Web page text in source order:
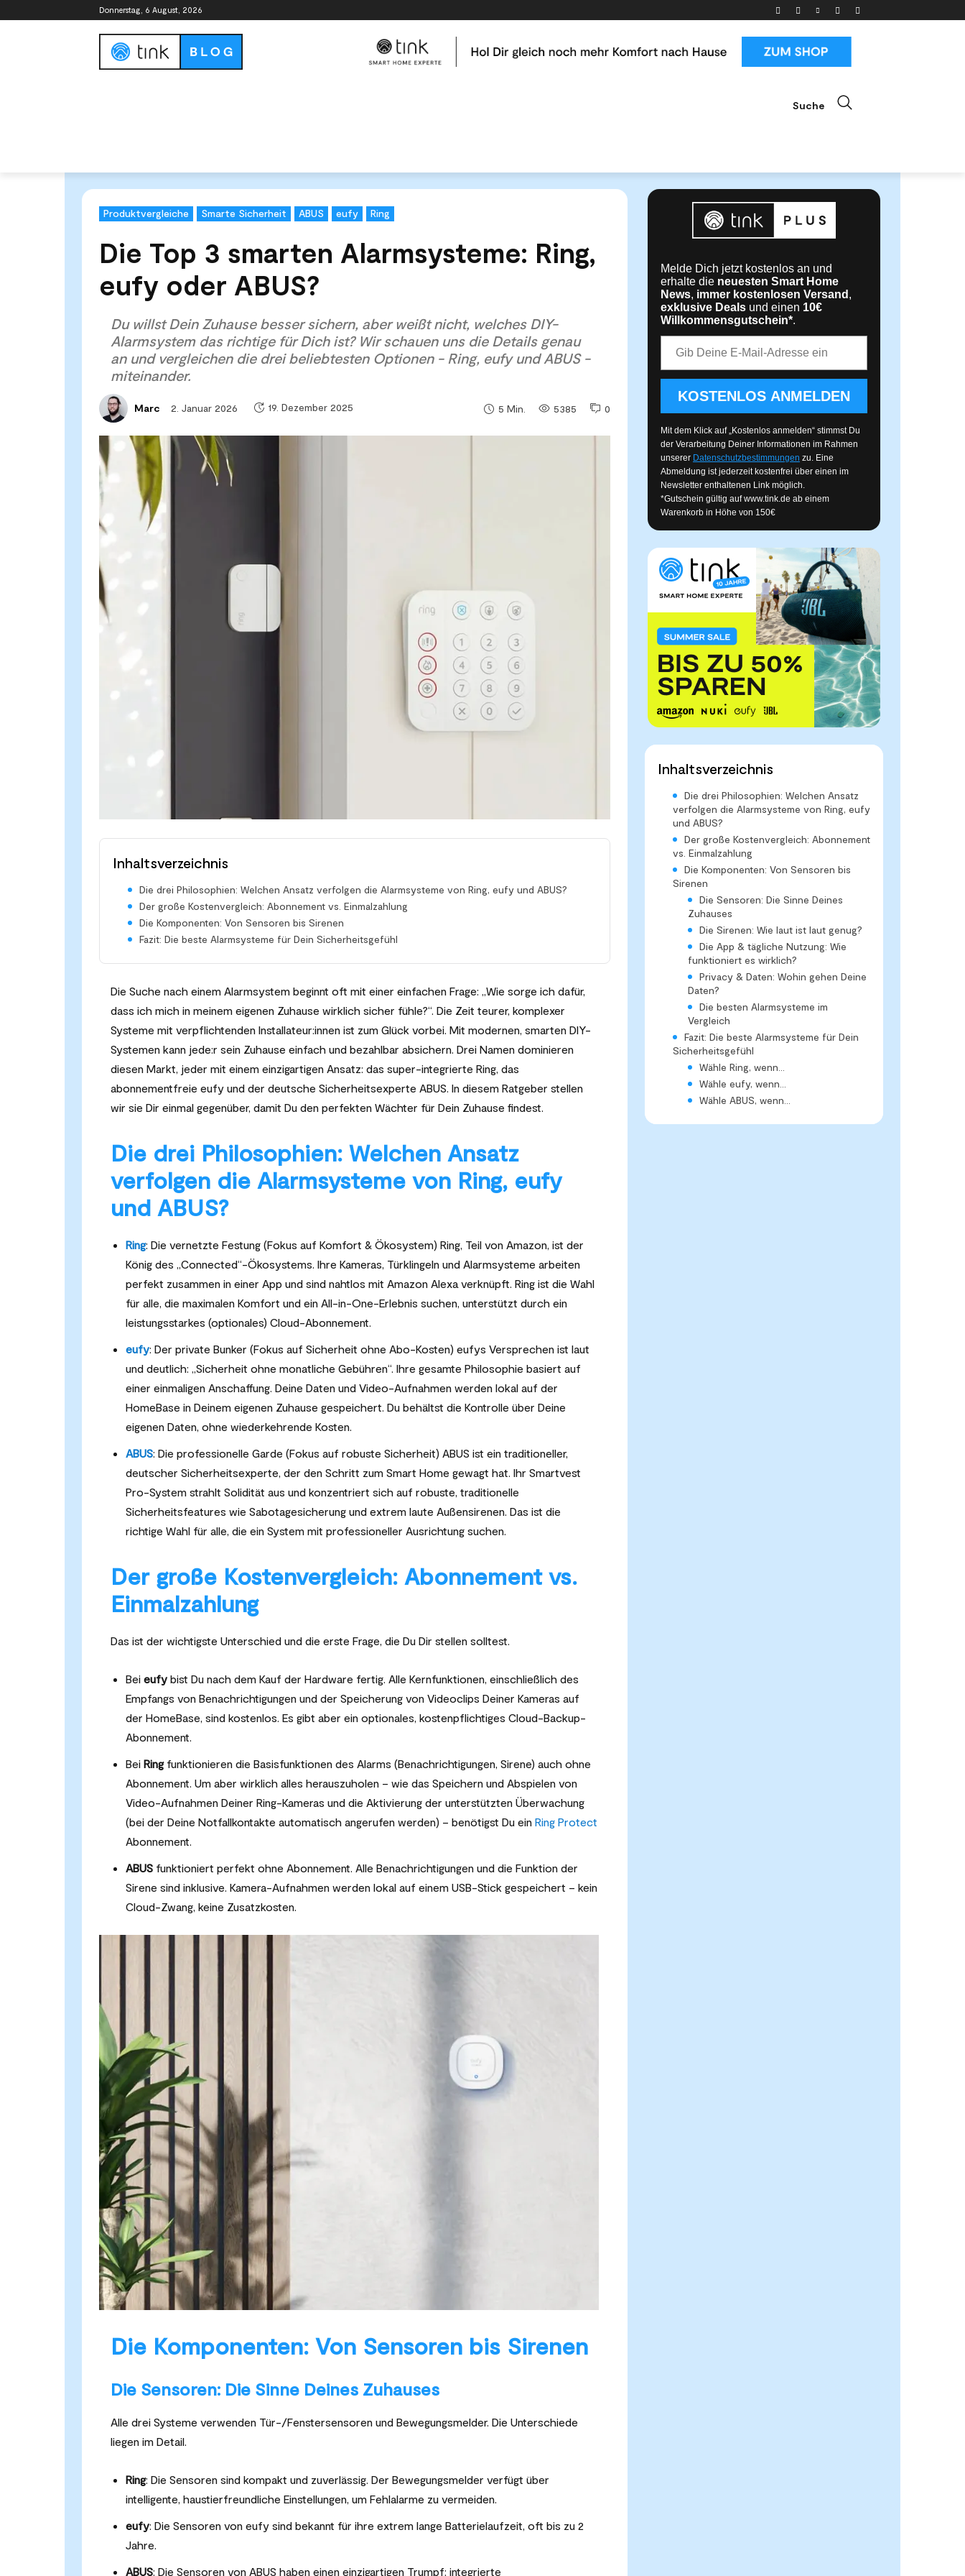
Donnerstag, 6 August, 2026
Suche
Produktvergleiche Smarte Sicherheit ABUS eufy Ring
Die Top 3 smarten Alarmsysteme: Ring,
eufy oder ABUS?
Du willst Dein Zuhause besser sichern, aber weißt nicht, welches DIY-
Alarmsystem das richtige für Dich ist? Wir schauen uns die Details genau
an und vergleichen die drei beliebtesten Optionen - Ring, eufy und ABUS -
miteinander.
Marc 2. Januar 2026 19. Dezember 2025 0
5385
5 Min.
Inhaltsverzeichnis
Die drei Philosophien: Welchen Ansatz verfolgen die Alarmsysteme von Ring, eufy und ABUS?
Der große Kostenvergleich: Abonnement vs. Einmalzahlung
Die Komponenten: Von Sensoren bis Sirenen
Fazit: Die beste Alarmsysteme für Dein Sicherheitsgefühl
Die Suche nach einem Alarmsystem beginnt oft mit einer einfachen Frage: „Wie sorge ich dafür,
dass ich mich in meinem eigenen Zuhause wirklich sicher fühle?“. Die Zeit teurer, komplexer
Systeme mit verpflichtenden Installateur:innen ist zum Glück vorbei. Mit modernen, smarten DIY-
Systemen kann jede:r sein Zuhause einfach und bezahlbar absichern. Drei Namen dominieren
diesen Markt, jeder mit einem einzigartigen Ansatz: das super-integrierte Ring, das
abonnementfreie eufy und der deutsche Sicherheitsexperte ABUS. In diesem Ratgeber stellen
wir sie Dir einmal gegenüber, damit Du den perfekten Wächter für Dein Zuhause findest.
Die drei Philosophien: Welchen Ansatz
verfolgen die Alarmsysteme von Ring, eufy
und ABUS?
Ring: Die vernetzte Festung (Fokus auf Komfort & Ökosystem) Ring, Teil von Amazon, ist der
König des „Connected“-Ökosystems. Ihre Kameras, Türklingeln und Alarmsysteme arbeiten
perfekt zusammen in einer App und sind nahtlos mit Amazon Alexa verknüpft. Ring ist die Wahl
für alle, die maximalen Komfort und ein All-in-One-Erlebnis suchen, unterstützt durch ein
leistungsstarkes (optionales) Cloud-Abonnement.
eufy: Der private Bunker (Fokus auf Sicherheit ohne Abo-Kosten) eufys Versprechen ist laut
und deutlich: „Sicherheit ohne monatliche Gebühren“. Ihre gesamte Philosophie basiert auf
einer einmaligen Anschaffung. Deine Daten und Video-Aufnahmen werden lokal auf der
HomeBase in Deinem eigenen Zuhause gespeichert. Du behältst die Kontrolle über Deine
eigenen Daten, ohne wiederkehrende Kosten.
ABUS: Die professionelle Garde (Fokus auf robuste Sicherheit) ABUS ist ein traditioneller,
deutscher Sicherheitsexperte, der den Schritt zum Smart Home gewagt hat. Ihr Smartvest
Pro-System strahlt Solidität aus und konzentriert sich auf robuste, traditionelle
Sicherheitsfeatures wie Sabotagesicherung und extrem laute Außensirenen. Das ist die
richtige Wahl für alle, die ein System mit professioneller Ausrichtung suchen.
Der große Kostenvergleich: Abonnement vs.
Einmalzahlung
Das ist der wichtigste Unterschied und die erste Frage, die Du Dir stellen solltest.
Bei eufy bist Du nach dem Kauf der Hardware fertig. Alle Kernfunktionen, einschließlich des
Empfangs von Benachrichtigungen und der Speicherung von Videoclips Deiner Kameras auf
der HomeBase, sind kostenlos. Es gibt aber ein optionales, kostenpflichtiges Cloud-Backup-
Abonnement.
Bei Ringfunktionieren die Basisfunktionen des Alarms (Benachrichtigungen, Sirene) auch ohne
Abonnement. Um aber wirklich alles herauszuholen – wie das Speichern und Abspielen von
Video-Aufnahmen Deiner Ring-Kameras und die Aktivierung der unterstützten Überwachung
(bei der Deine Notfallkontakte automatisch angerufen werden) – benötigst Du ein Ring Protect
Abonnement.
ABUS funktioniert perfekt ohne Abonnement. Alle Benachrichtigungen und die Funktion der
Sirene sind inklusive. Kamera-Aufnahmen werden lokal auf einem USB-Stick gespeichert – kein
Cloud-Zwang, keine Zusatzkosten.
Die Komponenten: Von Sensoren bis Sirenen
Die Sensoren: Die Sinne Deines Zuhauses
Alle drei Systeme verwenden Tür-/Fenstersensoren und Bewegungsmelder. Die Unterschiede
liegen im Detail.
Ring: Die Sensoren sind kompakt und zuverlässig. Der Bewegungsmelder verfügt über
intelligente, haustierfreundliche Einstellungen, um Fehlalarme zu vermeiden.
eufy: Die Sensoren von eufy sind bekannt für ihre extrem lange Batterielaufzeit, oft bis zu 2
Jahre.
ABUS: Die Sensoren von ABUS haben einen einzigartigen Trumpf: integrierte
Melde Dich jetzt kostenlos an und
erhalte die neuesten Smart Home
News, immer kostenlosen Versand ,
exklusive Deals und einen 10€
Willkommensgutschein*.
KOSTENLOS ANMELDEN
Mit dem Klick auf „Kostenlos anmelden“ stimmst Du
der Verarbeitung Deiner Informationen im Rahmen
unserer Datenschutzbestimmungen zu. Eine
Abmeldung ist jederzeit kostenfrei über einen im
Newsletter enthaltenen Link möglich.
*Gutschein gültig aufwww.tink.de ab einem
Warenkorb in Höhe von 150€
Inhaltsverzeichnis
Die drei Philosophien: Welchen Ansatz
verfolgen die Alarmsysteme von Ring, eufy
und ABUS?
Der große Kostenvergleich: Abonnement
vs. Einmalzahlung
Die Komponenten: Von Sensoren bis
Sirenen
Die Sensoren: Die Sinne Deines
Zuhauses
Die Sirenen: Wie laut ist laut genug?
Die App & tägliche Nutzung: Wie
funktioniert es wirklich?
Privacy & Daten: Wohin gehen Deine
Daten?
Die besten Alarmsysteme im
Vergleich
Fazit: Die beste Alarmsysteme für Dein
Sicherheitsgefühl
Wähle Ring, wenn…
Wähle eufy, wenn…
Wähle ABUS, wenn…